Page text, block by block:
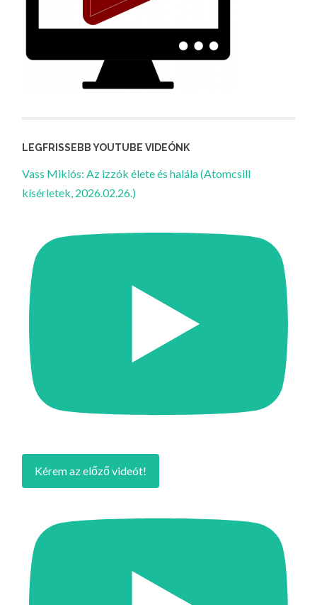
LEGFRISSEBB YOUTUBE VIDEÓNK
Vass Miklós: Az izzók élete és halála (Atomcsill
kísérletek, 2026.02.26.)
Kérem az előző videót!